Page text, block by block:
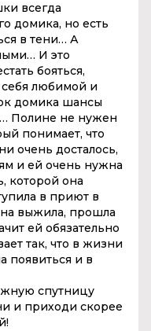
всегда
домика, но есть
в тени… А
И это
бояться,
любимой и
домика шансы
Полине не нужен
понимает, что
очень досталось,
и ей очень нужна
которой она
в приют в
выжила, прошла
ей обязательно
так, что в жизни
появиться и в
спутницу
и приходи скорее